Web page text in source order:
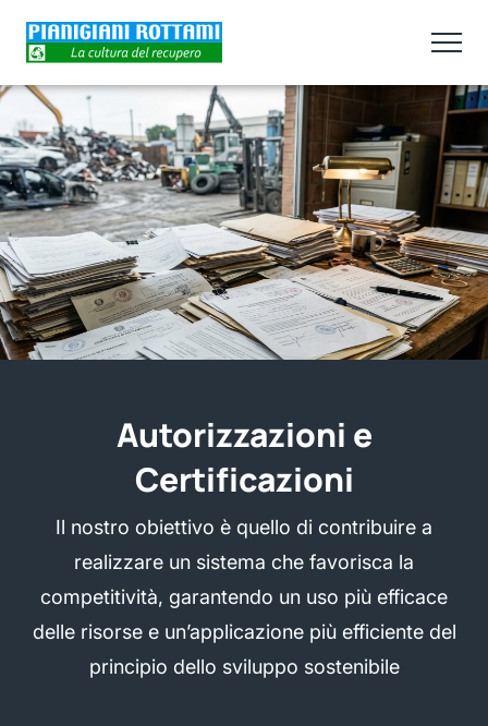
Autorizzazioni e
Certificazioni
Il nostro obiettivo è quello di contribuire a
realizzare un sistema che favorisca la
competitività, garantendo un uso più efficace
delle risorse e un’applicazione più efficiente del
principio dello sviluppo sostenibile